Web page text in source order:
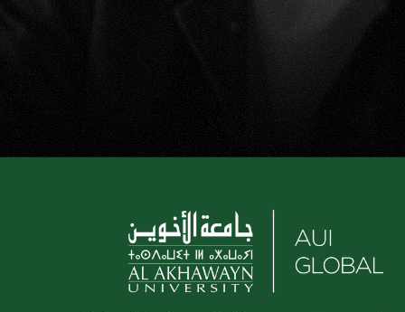
مستقبلك يأتي إليك. ابدأ الآن بطلب مزيد من المعلومات أو
بالتقديم.
قدّم طلبك الآن